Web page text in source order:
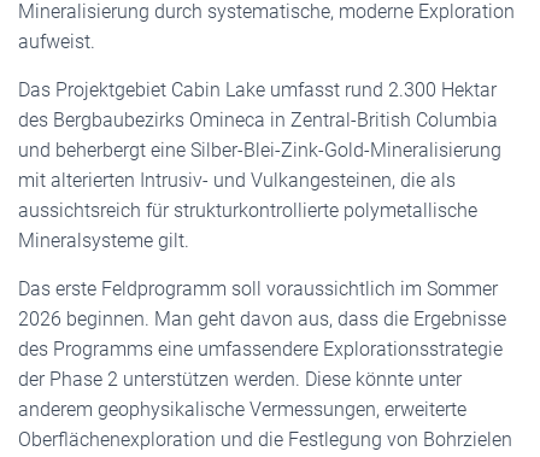
Mineralisierung durch systematische, moderne Exploration
aufweist.
Das Projektgebiet Cabin Lake umfasst rund 2.300 Hektar
des Bergbaubezirks Omineca in Zentral-British Columbia
und beherbergt eine Silber-Blei-Zink-Gold-Mineralisierung
mit alterierten Intrusiv- und Vulkangesteinen, die als
aussichtsreich für strukturkontrollierte polymetallische
Mineralsysteme gilt.
Das erste Feldprogramm soll voraussichtlich im Sommer
2026 beginnen. Man geht davon aus, dass die Ergebnisse
des Programms eine umfassendere Explorationsstrategie
der Phase 2 unterstützen werden. Diese könnte unter
anderem geophysikalische Vermessungen, erweiterte
Oberflächenexploration und die Festlegung von Bohrzielen